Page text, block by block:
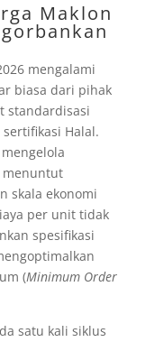
Maklon
mengalami
biasa dari pihak
standardisasi
Halal.
menuntut
skala ekonomi
per unit tidak
spesifikasi
(Minimum Order
satu kali siklus